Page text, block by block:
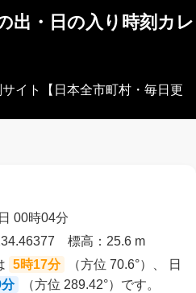
出・日の入り時刻カレ
イト【日本全市町村・毎日更
00時04分
標高：25.6 m
5時17分
（方位 70.6°）、 日
（方位 289.42°）です。